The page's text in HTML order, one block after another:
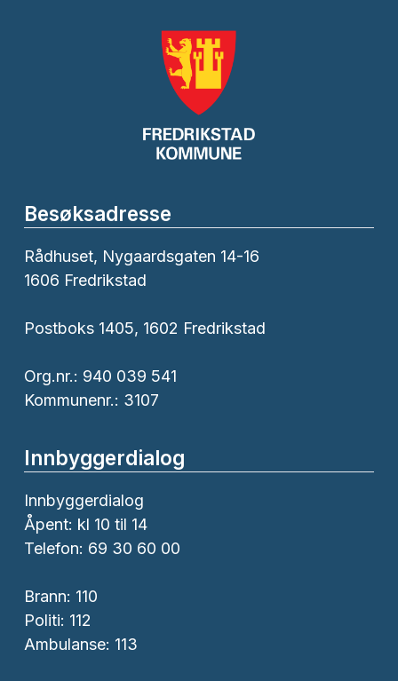
Besøksadresse
Rådhuset, Nygaardsgaten 14-16
1606 Fredrikstad
Postboks 1405, 1602 Fredrikstad
Org.nr.: 940 039 541
Kommunenr.: 3107
Innbyggerdialog
Innbyggerdialog
Åpent: kl 10 til 14
Telefon: 69 30 60 00
Brann: 110
Politi: 112
Ambulanse: 113